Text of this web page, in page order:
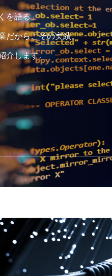
を語る」
だからこその実績。
介します。